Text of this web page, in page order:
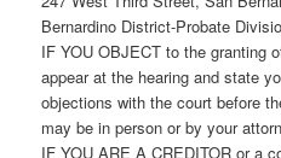
Bernardino District-Probate
IF YOU OBJECT to the granting
appear at the hearing and state
objections with the court before
may be in person or by your
IF YOU ARE A CREDITOR or a